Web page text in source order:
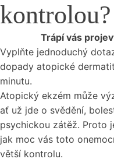
kontrolou?
Trápí vás
Vyplňte jednoduchý
dopady atopické
minutu.
Atopický ekzém může
ať už jde o svědění,
psychickou zátěž. Proto
jak moc vás toto
větší kontrolu.